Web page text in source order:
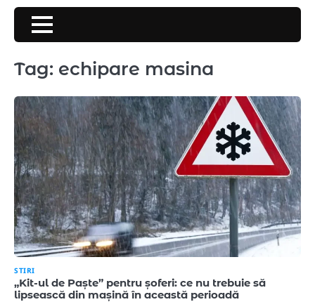
Skip
content
Tag: echipare masina
STIRI
„Kit-ul de Paște” pentru șoferi: ce nu trebuie să
lipsească din mașină în această perioadă